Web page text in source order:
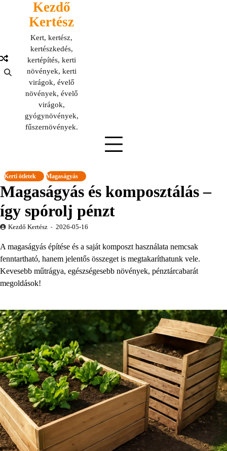
Kezdő
Kertész
Kert, kertész,
kertészkedés,
kertépítés, kerti
növények, kerti
virágok, évelő
növények, évelő
virágok,
gyógynövények,
fűszernövények.
Kerti ötletek Magaságyás
Magaságyás és komposztálás –
így spórolj pénzt
Kezdő Kertész 2026-05-16
A magaságyás építése és a saját komposzt használata nemcsak
fenntartható, hanem jelentős összeget is megtakaríthatunk vele.
Kevesebb műtrágya, egészségesebb növények, pénztárcabarát
megoldások!